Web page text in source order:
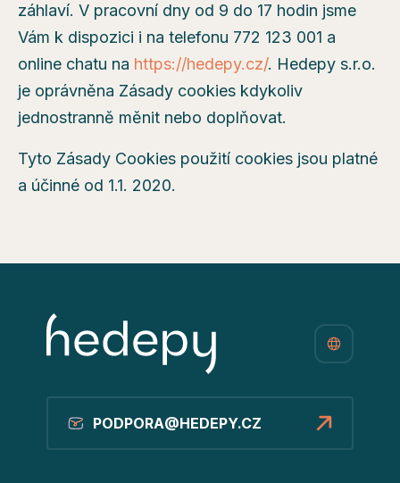
záhlaví. V pracovní dny od 9 do 17 hodin jsme
Vám k dispozici i na telefonu 772 123 001 a
online chatu na https://hedepy.cz/. Hedepy s.r.o.
je oprávněna Zásady cookies kdykoliv
jednostranně měnit nebo doplňovat.
Tyto Zásady Cookies použití cookies jsou platné
a účinné od 1.1. 2020.
PODPORA@HEDEPY.CZ